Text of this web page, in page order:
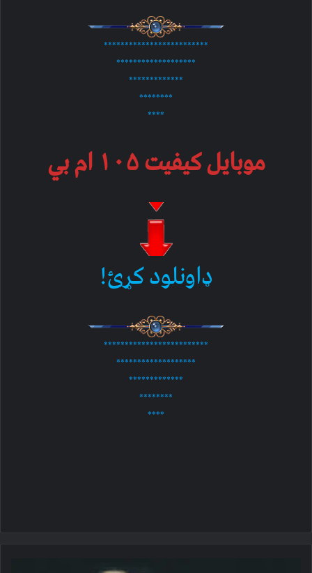
*************************
*******************
*************
********
****
موبایل کیفیت ۱۰۵ ام بي
ډاونلود کړئ!
*************************
*******************
*************
********
****